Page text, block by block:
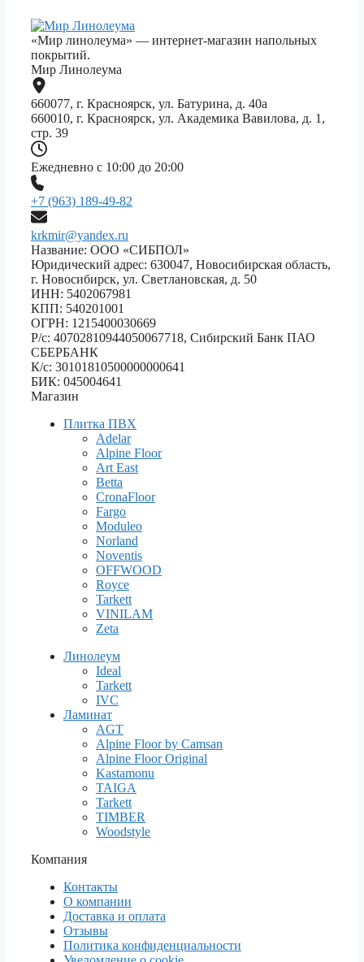
«Мир линолеума» — интернет-магазин напольных
покрытий.
Мир Линолеума
660077, г. Красноярск, ул. Батурина, д. 40а
660010, г. Красноярск, ул. Академика Вавилова, д. 1,
стр. 39
Ежедневно с 10:00 до 20:00
+7 (963) 189-49-82
krkmir@yandex.ru
Название: ООО «СИБПОЛ»
Юридический адрес: 630047, Новосибирская область,
г. Новосибирск, ул. Светлановская, д. 50
ИНН: 5402067981
КПП: 540201001
ОГРН: 1215400030669
Р/с: 40702810944050067718, Сибирский Банк ПАО
СБЕРБАНК
К/с: 30101810500000000641
БИК: 045004641
Магазин
Плитка ПВХ
Adelar
Alpine Floor
Art East
Betta
CronaFloor
Fargo
Moduleo
Norland
Noventis
OFFWOOD
Royce
Tarkett
VINILAM
Zeta
Линолеум
Ideal
Tarkett
IVC
Ламинат
AGT
Alpine Floor by Camsan
Alpine Floor Original
Kastamonu
TAIGA
Tarkett
TIMBER
Woodstyle
Компания
Контакты
О компании
Доставка и оплата
Отзывы
Политика конфиденциальности